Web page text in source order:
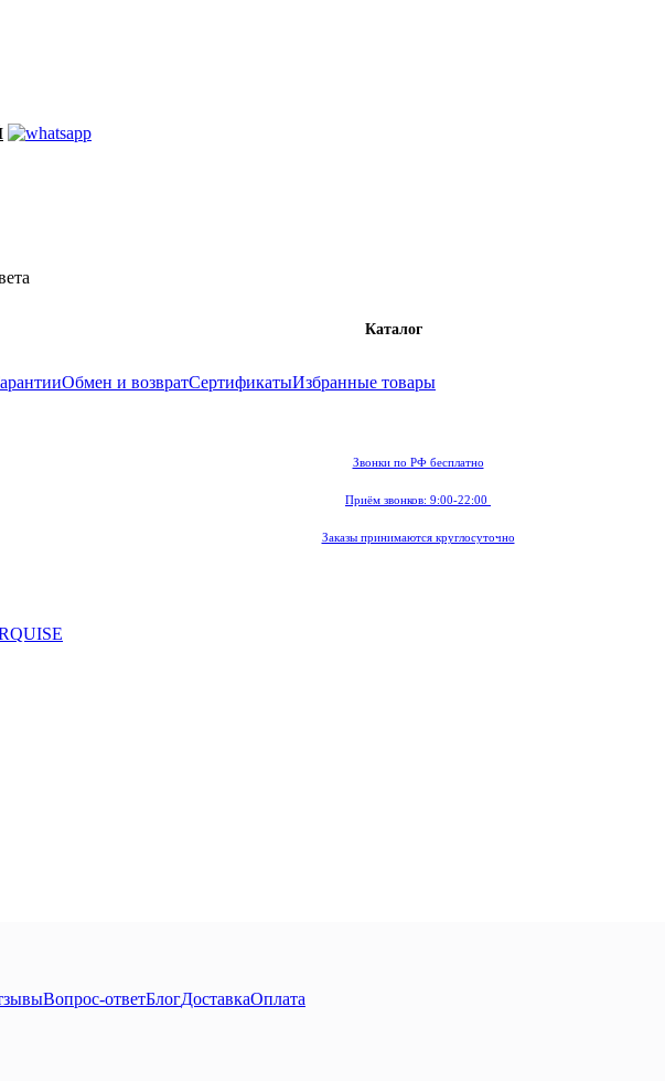
Каталог
Обмен и возвратСертификатыИзбранные товары
Звонки по РФ бесплатно
Приём звонков: 9:00-22:00
Заказы принимаются круглосуточно
Вопрос-ответБлогДоставкаОплата